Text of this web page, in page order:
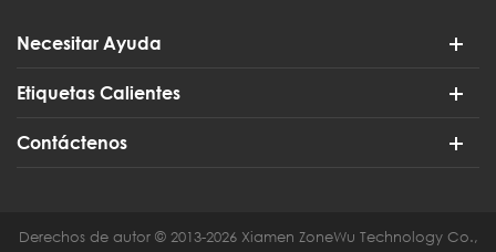
Necesitar Ayuda
Etiquetas Calientes
Contáctenos
Derechos de autor © 2013-2026 Xiamen ZoneWu Technology Co.,